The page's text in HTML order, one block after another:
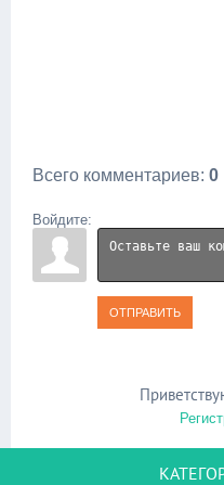
Всего комментариев: 0
Войдите:
ОТПРАВИТЬ